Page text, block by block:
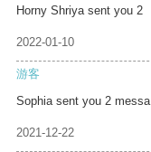
Horny Shriya sent you 2
2022-01-10
游客
Sophia sent you 2 messa
2021-12-22